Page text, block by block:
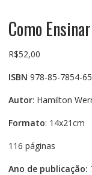
Como
R$52,00
ISBN 978-85-7854-
Autor: Hamilton
Formato: 14x21cm
116 páginas
Ano de publicação: